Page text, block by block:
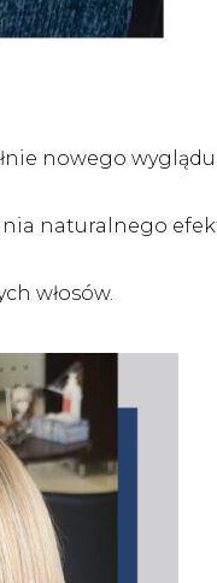
nowego
naturalnego
włosów.